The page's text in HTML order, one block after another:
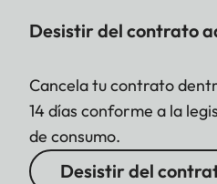
Desistir del contrato
Cancela tu contrato
14 días conforme a la
de consumo.
Desistir del